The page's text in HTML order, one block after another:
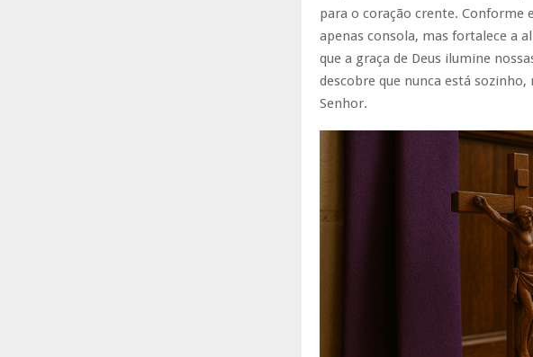
para o coração crente. Conforme
apenas consola, mas fortalece a
que a graça de Deus ilumine
descobre que nunca está
Senhor.